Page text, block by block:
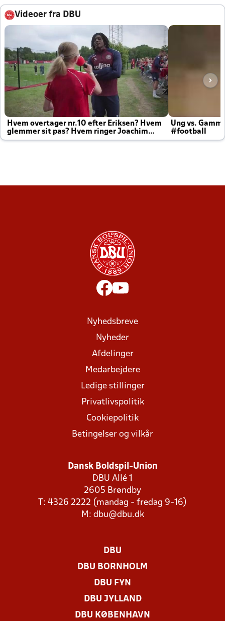
Videoer fra DBU
Hvem overtager nr.10 efter Eriksen? Hvem
glemmer sit pas? Hvem ringer Joachim
altid til efter kampe?
Ung vs.
#football
Nyhedsbreve
Nyheder
Afdelinger
Medarbejdere
Ledige stillinger
Privatlivspolitik
Cookiepolitik
Betingelser og vilkår
Dansk Boldspil-Union
DBU Allé 1
2605 Brøndby
T: 4326 2222 (mandag - fredag 9-16)
M: dbu@dbu.dk
DBU
DBU BORNHOLM
DBU FYN
DBU JYLLAND
DBU KØBENHAVN